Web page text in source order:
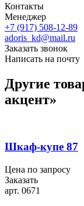
Контакты
Менеджер
+7 (917) 508-12-89
adoris_kd@mail.ru
Заказать звонок
Написать на почту
Другие
акцент»
Шкаф-купе 87
Цена по запросу
Заказать
арт. 0671